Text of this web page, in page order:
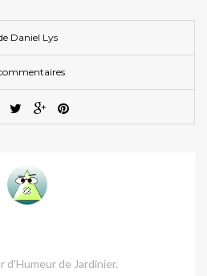
Daniel Lys
d'Humeur de Jardinier.